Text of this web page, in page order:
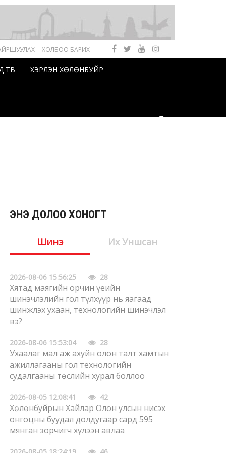
ХОЛБОО БАРИХ
ТВ ХЭРЛЭН ХӨЛӨНБУЙР
ЭНЭ ДОЛОО ХОНОГТ
Шинэ Их Уншсан
2026-08-06 15:56:25 28
Хятад маягийн орчин үеийн
шинэчлэлийн гол түлхүүр нь яагаад
шинжлэх ухаан, технологийн шинэчлэл
вэ?
2026-08-06 15:53:04 28
Ухаалаг мал аж ахуйн олон талт хамтын
ажиллагааны гол технологийн
судалгааны төслийн хурал боллоо
2026-08-05 12:08:41 42
Хөлөнбуйрын Хайлар Олон улсын нисэх
онгоцны буудал долдугаар сард 595
мянган зорчигч хүлээн авлаа